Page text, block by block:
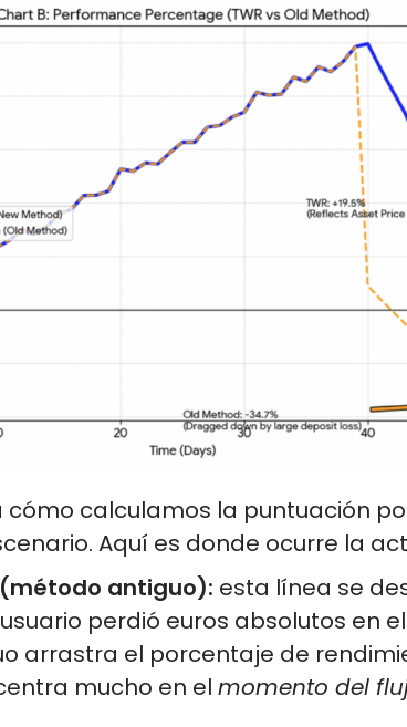
cómo calculamos la puntuación
Aquí es donde ocurre la
antiguo): esta línea se
perdió euros absolutos en
arrastra el porcentaje de
mucho en el momento del